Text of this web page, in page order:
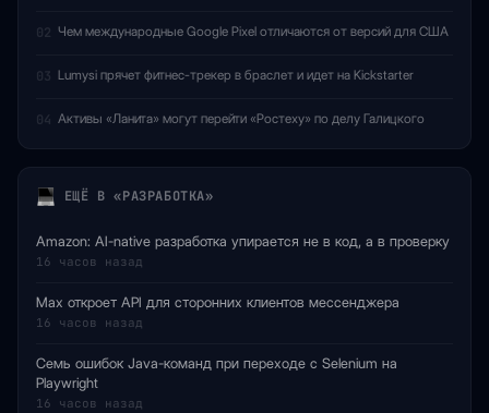
02 Чем международные Google Pixel отличаются от версий для США
03 Lumysi прячет фитнес-трекер в браслет и идет на Kickstarter
04 Активы «Ланита» могут перейти «Ростеху» по делу Галицкого
ЕЩЁ В «РАЗРАБОТКА»
Amazon: AI-native разработка упирается не в код, а в проверку
16 часов назад
Max откроет API для сторонних клиентов мессенджера
16 часов назад
Семь ошибок Java-команд при переходе с Selenium на
Playwright
16 часов назад